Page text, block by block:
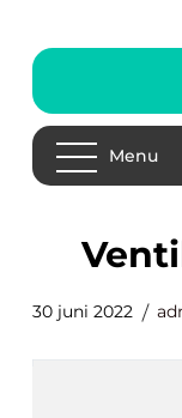
Menu
30 juni 2022